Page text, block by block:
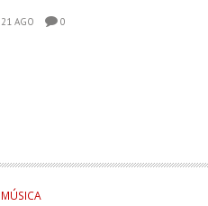
21 AGO 0
MÚSICA